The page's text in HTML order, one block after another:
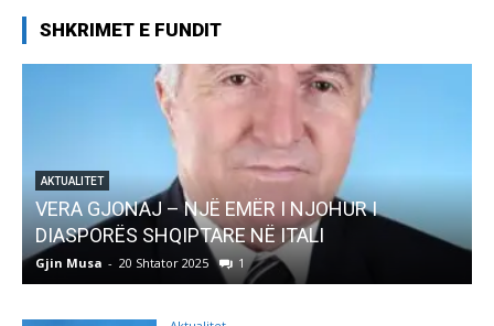
SHKRIMET E FUNDIT
AKTUALITET
Pregaditi Gjin Musa-Rome- Shtator 2025
Gjin Musa - 8 Shtator 2025